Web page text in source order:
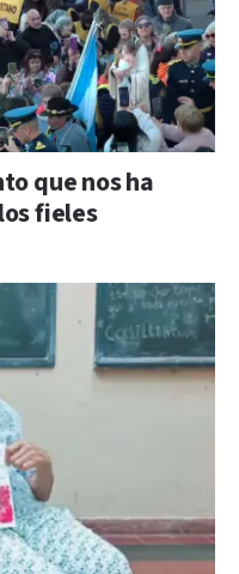
que nos ha
fieles